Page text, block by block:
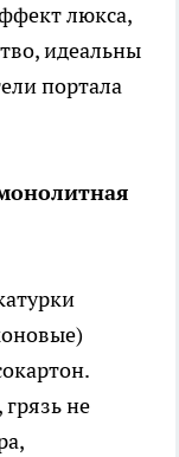
люкса,
идеальны
портала
не